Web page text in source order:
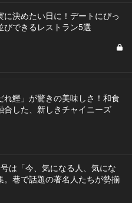
に決めたい日に！デートにぴっ
びできるレストラン5選
れ鰹」が驚きの美味しさ！和食
合した、新しきチャイニーズ
は「今、気になる人、気にな
。巷で話題の著名人たちが勢揃